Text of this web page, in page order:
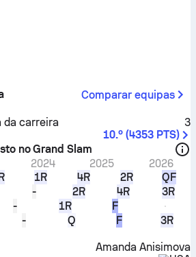
Comparar equipas
da carreira
3
10.º (4353 PTS)
no Grand Slam
2024 2025
2026
1R 4R 2R
QF
- 2R 4R
3R
- 1R
F
- Q F
3R
Amanda Anisimova